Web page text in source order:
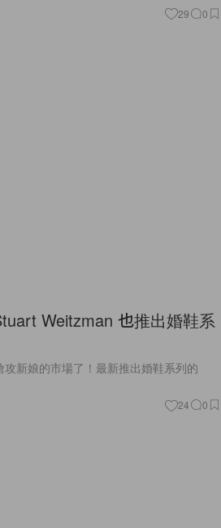
29 0
Weitzman 也推出婚鞋系
新娘的市場了！最新推出婚鞋系列的
24 0